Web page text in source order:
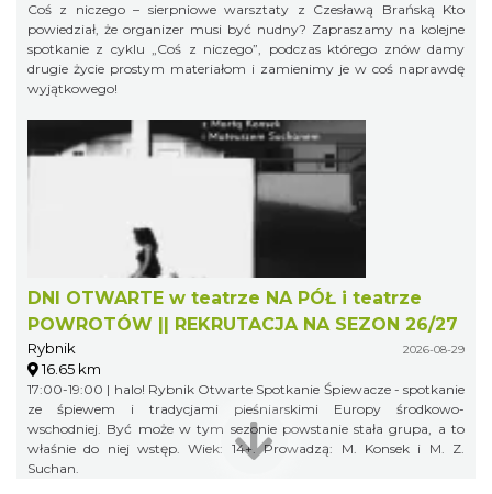
Coś z niczego – sierpniowe warsztaty z Czesławą Brańską Kto
powiedział, że organizer musi być nudny? Zapraszamy na kolejne
spotkanie z cyklu „Coś z niczego”, podczas którego znów damy
drugie życie prostym materiałom i zamienimy je w coś naprawdę
wyjątkowego!
DNI OTWARTE w teatrze NA PÓŁ i teatrze
POWROTÓW || REKRUTACJA NA SEZON 26/27
Rybnik 2026-08-29
16.65 km
17:00-19:00 | halo! Rybnik Otwarte Spotkanie Śpiewacze - spotkanie
ze śpiewem i tradycjami pieśniarskimi Europy środkowo-
wschodniej. Być może w tym sezonie powstanie stała grupa, a to
właśnie do niej wstęp. Wiek: 14+. Prowadzą: M. Konsek i M. Z.
Suchan.